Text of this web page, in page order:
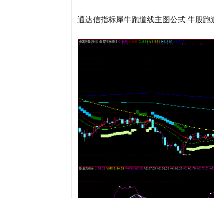
通达信指标犀牛跑道线主图公式 牛股